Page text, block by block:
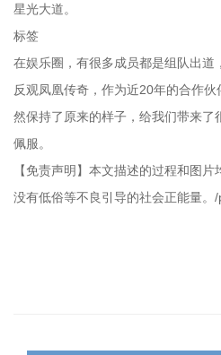
星光大道。
标签
在娱乐圈，有很多成员都是组队出道
反观凤凰传奇，作为近20年的合作
然保持了原来的样子，给我们带来了
佩服。
【免责声明】本文描述的过程和图
没有低俗等不良引导的社会正能量。